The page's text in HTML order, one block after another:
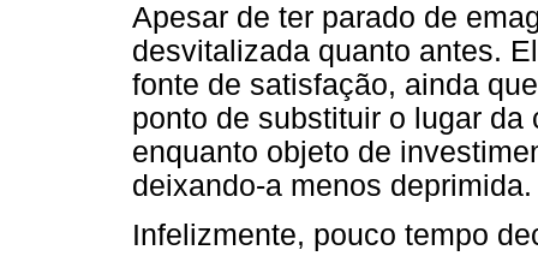
Apesar de ter parado de
desvitalizada quanto antes.
fonte de satisfação, ainda
ponto de substituir o lugar
enquanto objeto de
deixando-a menos deprimida.
Infelizmente, pouco tempo